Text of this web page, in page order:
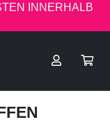
INNERHALB